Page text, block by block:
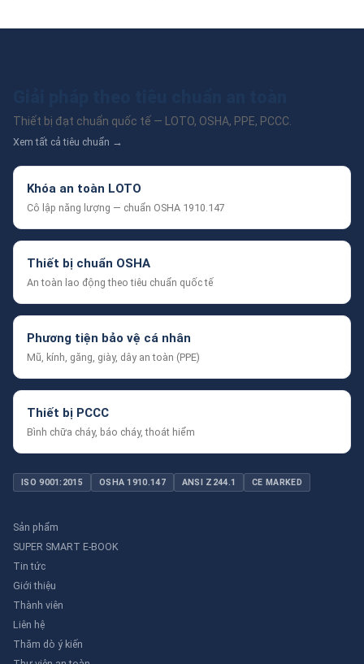
Thiết bị đạt chuẩn quốc tế — LOTO, OSHA, PPE, PCCC.
Xem tất cả tiêu chuẩn →
Khóa an toàn LOTO
Cô lập năng lượng — chuẩn OSHA 1910.147
Thiết bị chuẩn OSHA
An toàn lao động theo tiêu chuẩn quốc tế
Phương tiện bảo vệ cá nhân
Mũ, kính, găng, giày, dây an toàn (PPE)
Thiết bị PCCC
Bình chữa cháy, báo cháy, thoát hiểm
ISO 9001:2015 OSHA 1910.147 ANSI Z244.1 CE MARKED
Sản phẩm
SUPER SMART E-BOOK
Tin tức
Giới thiệu
Thành viên
Liên hệ
Thăm dò ý kiến